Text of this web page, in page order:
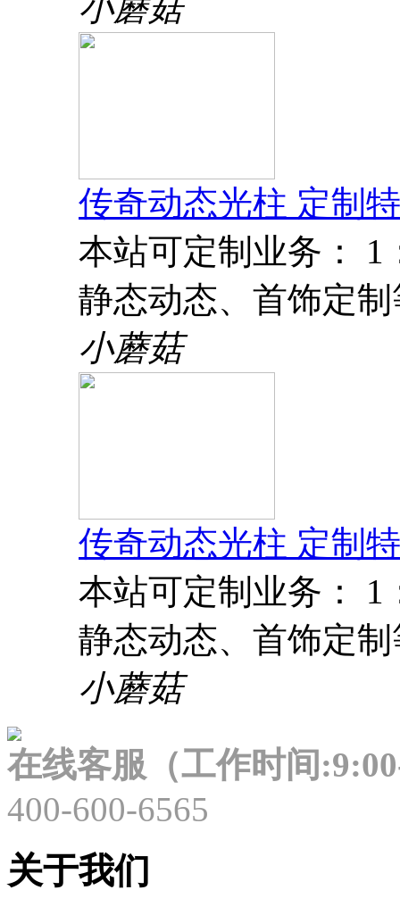
传奇动态光柱 定制
本站可定制业务： 1
静态动态、首饰定
小蘑菇
传奇动态光柱 定制
本站可定制业务： 1
静态动态、首饰定
小蘑菇
在线客服（工作时间
400-600-6565
关于我们